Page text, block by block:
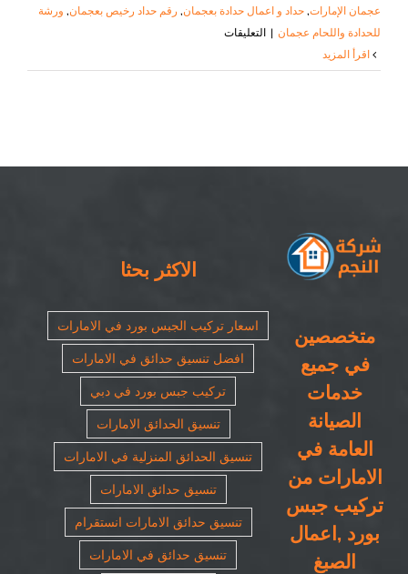
عجمان الإمارات, حداد و اعمال حدادة بعجمان, رقم حداد رخيص بعجمان, ورشة
للحدادة واللحام عجمان | التعليقاتعلى
و
متخصصين
في جميع
خدمات
الصيانة
العامة في
الامارات من
تركيب جبس
بورد ,اعمال
الصبغ
الاكثر بحثا
اسعار تركيب الجبس بورد في الامارات
افضل تنسيق حدائق في الامارات
تركيب جبس بورد في دبي
تنسيق الحدائق الامارات
تنسيق الحدائق المنزلية في الامارات
تنسيق حدائق الامارات
تنسيق حدائق الامارات انستقرام
تنسيق حدائق في الامارات